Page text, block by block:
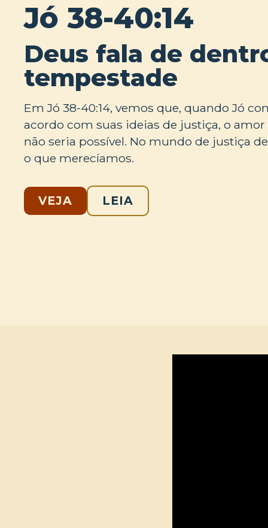
Jó 38-40:14
Deus fala de
tempestade
Em Jó 38-40:14, vemos que, quando Jó
acordo com suas ideias de justiça, o
não seria possível. No mundo de justiça
o que merecíamos.
VEJA LEIA